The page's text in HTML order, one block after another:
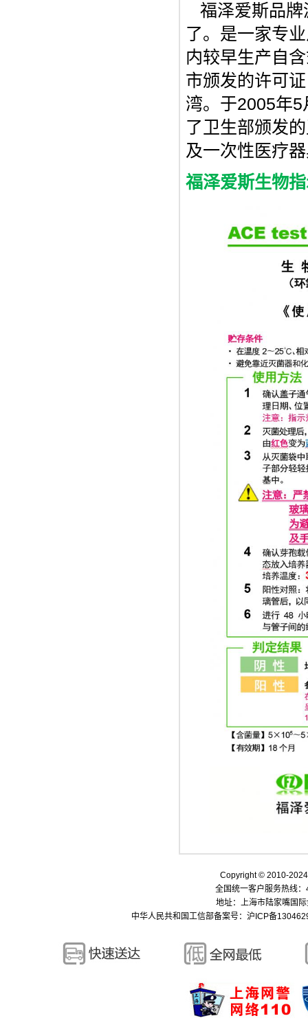
福泽爱斯品牌
了。是一家专
内较早生产自
市颁发的许可
湾。于2005年
了卫生部颁发
及一次性医疗
福泽爱斯生物
Copyright © 2010-
全国统一客户服务热线
地址：上海市陆家嘴国
中华人民共和国工信部备案号： 沪ICP备